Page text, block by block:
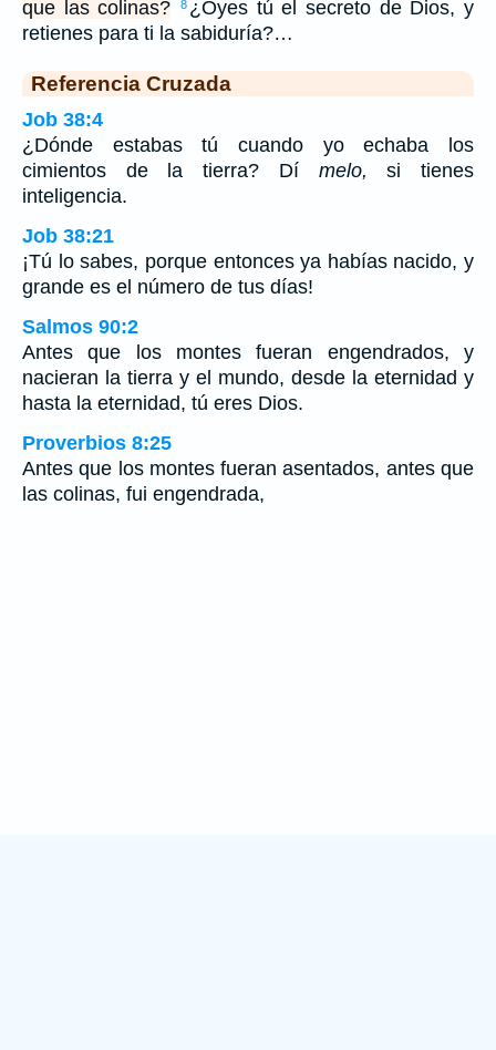
que las colinas? 8 ¿Oyes tú el secreto de Dios, y
retienes para ti la sabiduría?…
Referencia Cruzada
Job 38:4
¿Dónde estabas tú cuando yo echaba los
cimientos de la tierra? Dí melo, si tienes
inteligencia.
Job 38:21
¡Tú lo sabes, porque entonces ya habías nacido, y
grande es el número de tus días!
Salmos 90:2
Antes que los montes fueran engendrados, y
nacieran la tierra y el mundo, desde la eternidad y
hasta la eternidad, tú eres Dios.
Proverbios 8:25
Antes que los montes fueran asentados, antes que
las colinas, fui engendrada,